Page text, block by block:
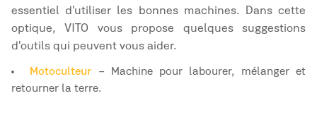
essentiel d'utiliser les bonnes machines. Dans cette
optique, VITO vous propose quelques suggestions
d'outils qui peuvent vous aider.
Motoculteur
– Machine pour labourer, mélanger et
retourner la terre.